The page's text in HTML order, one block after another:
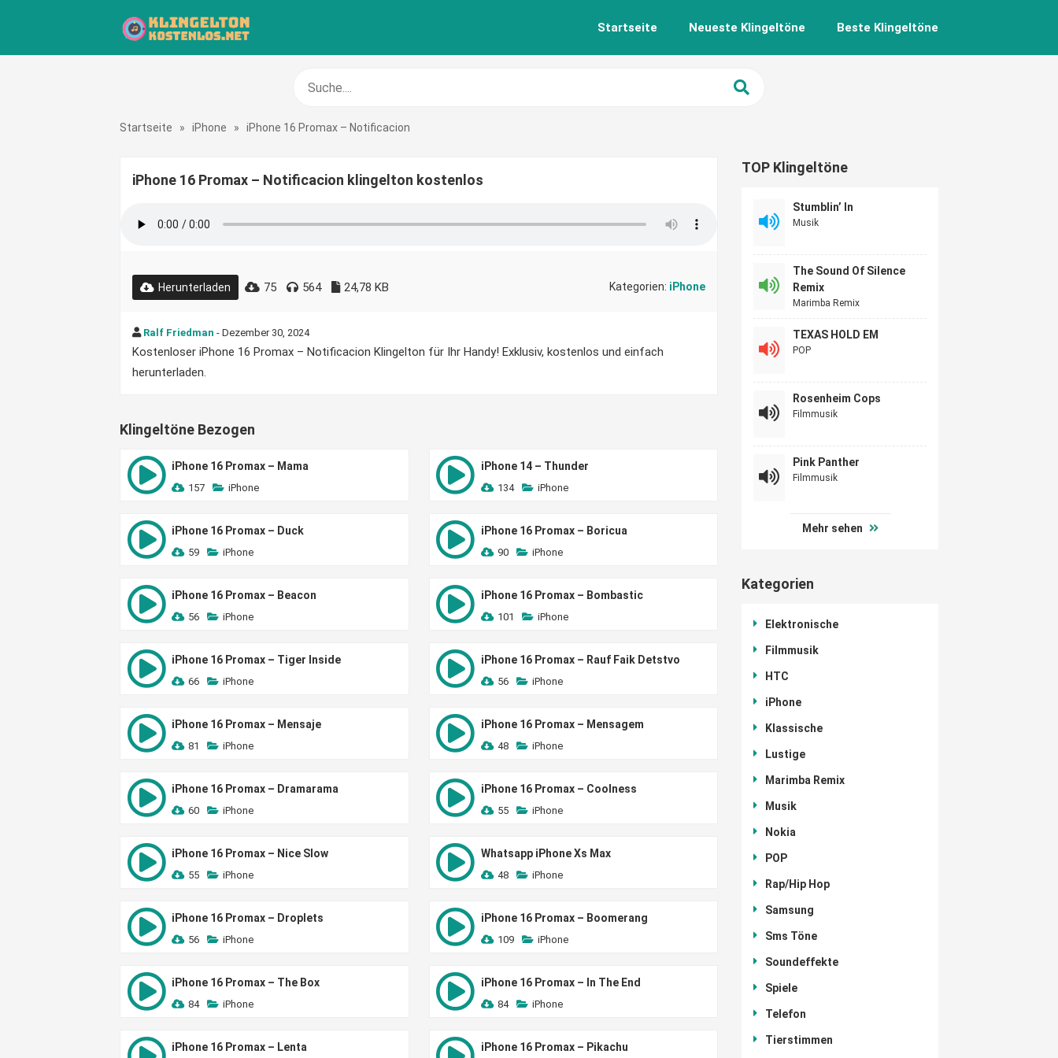
Startseite Neueste Klingeltöne Beste Klingeltöne
Startseite » iPhone » iPhone 16 Promax – Notificacion
iPhone 16 Promax – Notificacion klingelton kostenlos
Herunterladen 75 564 24,78 KB Kategorien: iPhone
Ralf Friedman - Dezember 30, 2024
Kostenloser iPhone 16 Promax – Notificacion Klingelton für Ihr Handy! Exklusiv, kostenlos und einfach
herunterladen.
Klingeltöne Bezogen
iPhone 16 Promax – Mama
157 iPhone
iPhone 14 – Thunder
134 iPhone
iPhone 16 Promax – Duck
59 iPhone
iPhone 16 Promax – Boricua
90 iPhone
iPhone 16 Promax – Beacon
56 iPhone
iPhone 16 Promax – Bombastic
101 iPhone
iPhone 16 Promax – Tiger Inside
66 iPhone
iPhone 16 Promax – Rauf Faik Detstvo
56 iPhone
iPhone 16 Promax – Mensaje
81 iPhone
iPhone 16 Promax – Mensagem
48 iPhone
iPhone 16 Promax – Dramarama
60 iPhone
iPhone 16 Promax – Coolness
55 iPhone
iPhone 16 Promax – Nice Slow
55 iPhone
Whatsapp iPhone Xs Max
48 iPhone
iPhone 16 Promax – Droplets
56 iPhone
iPhone 16 Promax – Boomerang
109 iPhone
iPhone 16 Promax – The Box
84 iPhone
iPhone 16 Promax – In The End
84 iPhone
iPhone 16 Promax – Lenta iPhone 16 Promax – Pikachu
TOP Klingeltöne
Stumblin’ In
Musik
The Sound Of Silence
Remix
Marimba Remix
TEXAS HOLD EM
POP
Rosenheim Cops
Filmmusik
Pink Panther
Filmmusik
Mehr sehen
Kategorien
Elektronische
Filmmusik
HTC
iPhone
Klassische
Lustige
Marimba Remix
Musik
Nokia
POP
Rap/Hip Hop
Samsung
Sms Töne
Soundeffekte
Spiele
Telefon
Tierstimmen